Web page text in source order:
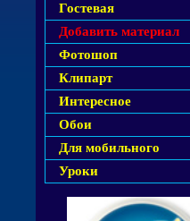
Гостевая
Добавить материал
Фотошоп
Клипарт
Интересное
Обои
Для мобильного
Уроки